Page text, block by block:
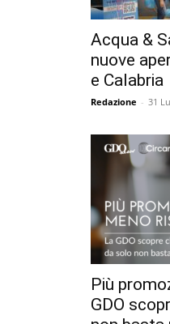
Acqua &
nuove
e Calabria
Redazione - 31
Più
GDO